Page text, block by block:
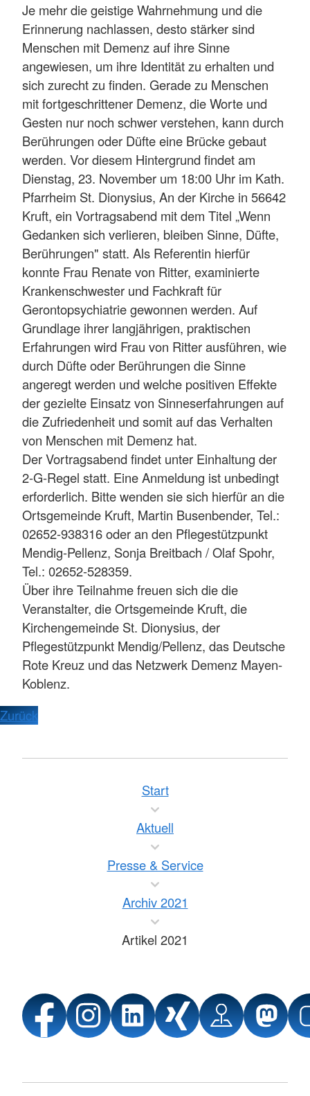
Je mehr die geistige Wahrnehmung und die
Erinnerung nachlassen, desto stärker sind
Menschen mit Demenz auf ihre Sinne
angewiesen, um ihre Identität zu erhalten und
sich zurecht zu finden. Gerade zu Menschen
mit fortgeschrittener Demenz, die Worte und
Gesten nur noch schwer verstehen, kann durch
Berührungen oder Düfte eine Brücke gebaut
werden. Vor diesem Hintergrund findet am
Dienstag, 23. November um 18:00 Uhr im Kath.
Pfarrheim St. Dionysius, An der Kirche in 56642
Kruft, ein Vortragsabend mit dem Titel „Wenn
Gedanken sich verlieren, bleiben Sinne, Düfte,
Berührungen" statt. Als Referentin hierfür
konnte Frau Renate von Ritter, examinierte
Krankenschwester und Fachkraft für
Gerontopsychiatrie gewonnen werden. Auf
Grundlage ihrer langjährigen, praktischen
Erfahrungen wird Frau von Ritter ausführen, wie
durch Düfte oder Berührungen die Sinne
angeregt werden und welche positiven Effekte
der gezielte Einsatz von Sinneserfahrungen auf
die Zufriedenheit und somit auf das Verhalten
von Menschen mit Demenz hat.
Der Vortragsabend findet unter Einhaltung der
2-G-Regel statt. Eine Anmeldung ist unbedingt
erforderlich. Bitte wenden sie sich hierfür an die
Ortsgemeinde Kruft, Martin Busenbender, Tel.:
02652-938316 oder an den Pflegestützpunkt
Mendig-Pellenz, Sonja Breitbach / Olaf Spohr,
Tel.: 02652-528359.
Über ihre Teilnahme freuen sich die die
Veranstalter, die Ortsgemeinde Kruft, die
Kirchengemeinde St. Dionysius, der
Pflegestützpunkt Mendig/Pellenz, das Deutsche
Rote Kreuz und das Netzwerk Demenz Mayen-
Koblenz.
Zurück
Start
Aktuell
Presse & Service
Archiv 2021
Artikel 2021